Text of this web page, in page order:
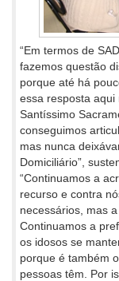
“Em termos de
fazemos questão
porque até há
essa resposta
Santíssimo
conseguimos
mas nunca
Domiciliário”,
“Continuamos a
recurso e contra
necessários, mas
Continuamos a
os idosos se
porque é também
pessoas têm. Por